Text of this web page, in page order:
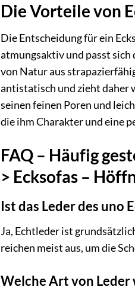
Die Vorteile von
Die Entscheidung für ein
atmungsaktiv und passt sich
von Natur aus
antistatisch und zieht daher
seinen feinen Poren und
die ihm Charakter und eine
FAQ – Häufig
> Ecksofas –
Ist das Leder des uno
Ja, Echtleder ist
reichen meist aus, um die
Welche Art von Leder